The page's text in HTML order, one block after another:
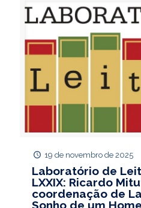
19 de novembro de 2025
Laboratório de
LXXIX: Ricardo
coordenação de
Sonho de um